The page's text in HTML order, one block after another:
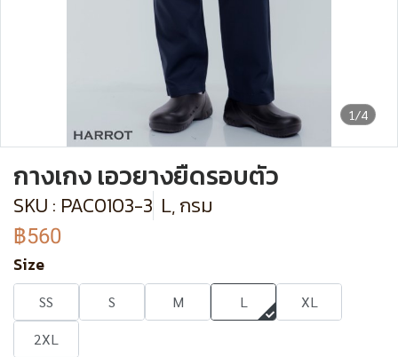
1/4
กางเกง เอวยางยืดรอบตัว
SKU : PAC0103-3 L, กรม
฿560
Size
SS S M L
XL
2XL